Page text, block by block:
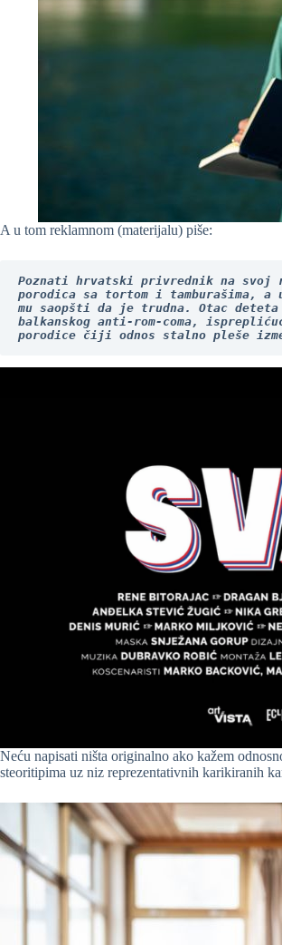
A u tom reklamnom (materijalu) piše:
Poznati hrvatski privrednik na svoj
porodica sa tortom i tamburašima,
mu saopšti da je trudna. Otac
balkanskog anti-rom-coma,
porodice čiji odnos stalno pleše
Neću napisati ništa originalno ako kažem
steoritipima uz niz reprezentativnih karikiranih